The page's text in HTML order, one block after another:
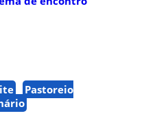
Pastoreio